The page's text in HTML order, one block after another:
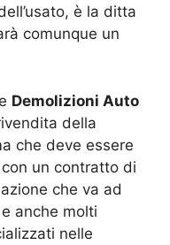
è la ditta
comunque un
Demolizioni Auto
della
che deve essere
un contratto di
che va ad
anche molti
nelle